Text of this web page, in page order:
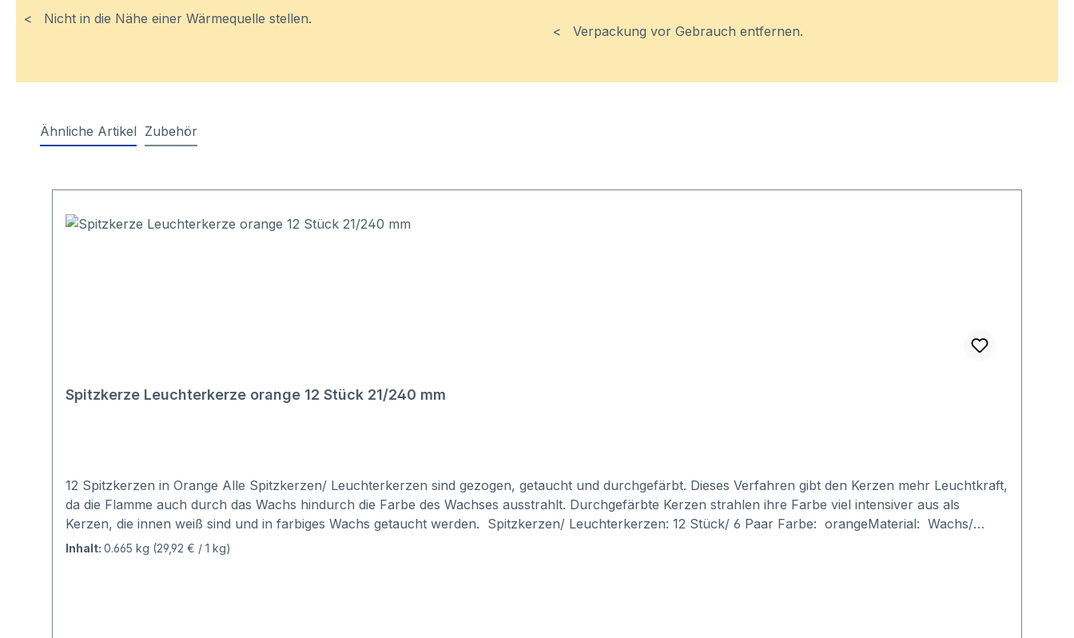
< Nicht in die Nähe einer Wärmequelle stellen.
< Verpackung vor Gebrauch entfernen.
Ähnliche Artikel Zubehör
Spitzkerze Leuchterkerze orange 12 Stück 21/240 mm
12 Spitzkerzen in Orange Alle Spitzkerzen/ Leuchterkerzen sind gezogen, getaucht und durchgefärbt. Dieses Verfahren gibt den Kerzen mehr Leuchtkraft,
da die Flamme auch durch das Wachs hindurch die Farbe des Wachses ausstrahlt. Durchgefärbte Kerzen strahlen ihre Farbe viel intensiver aus als
Kerzen, die innen weiß sind und in farbiges Wachs getaucht werden. Spitzkerzen/ Leuchterkerzen: 12 Stück/ 6 Paar Farbe: orangeMaterial: Wachs/
Spezielle Mischung aus Stearin und ParaffinVerfahren: Gezogen, getaucht, durchgefärbtGröße: Durchmesser 2,1 cm, Höhe 24 cmBrenndauer ca. 6
Inhalt: 0.665 kg (29,92 € / 1 kg)